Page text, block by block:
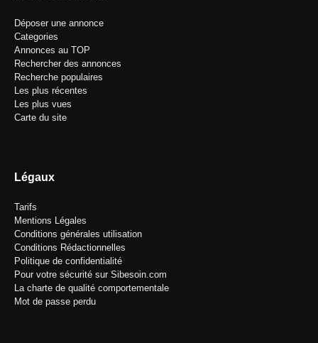
Déposer une annonce
Categories
Annonces au TOP
Rechercher des annonces
Recherche populaires
Les plus récentes
Les plus vues
Carte du site
Légaux
Tarifs
Mentions Légales
Conditions générales utilisation
Conditions Rédactionnelles
Politique de confidentialité
Pour votre sécurité sur Sibesoin.com
La charte de qualité comportementale
Mot de passe perdu